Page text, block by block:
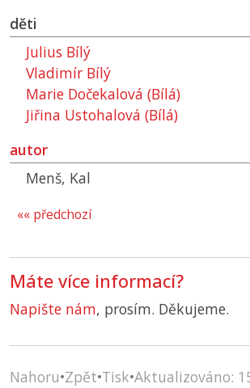
děti
Julius Bílý
Vladimír Bílý
Marie Dočekalová (Bílá)
Jiřina Ustohalová (Bílá)
autor
Menš, Kal
«« předchozí
Máte více informací?
Napište nám, prosím. Děkujeme.
Nahoru•Zpět•Tisk•Aktualizováno: